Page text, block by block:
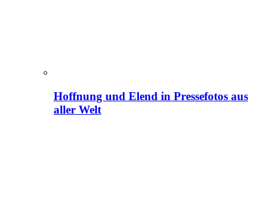
Hoffnung und Elend in Pressefotos aus
aller Welt